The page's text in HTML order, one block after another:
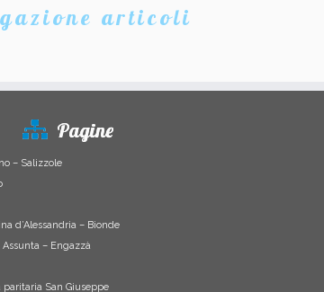
articoli
Pagine
– Salizzole
d’Alessandria – Bionde
– Engazzà
paritaria San Giuseppe